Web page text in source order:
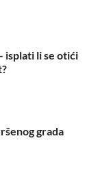
isplati li se otići
grada